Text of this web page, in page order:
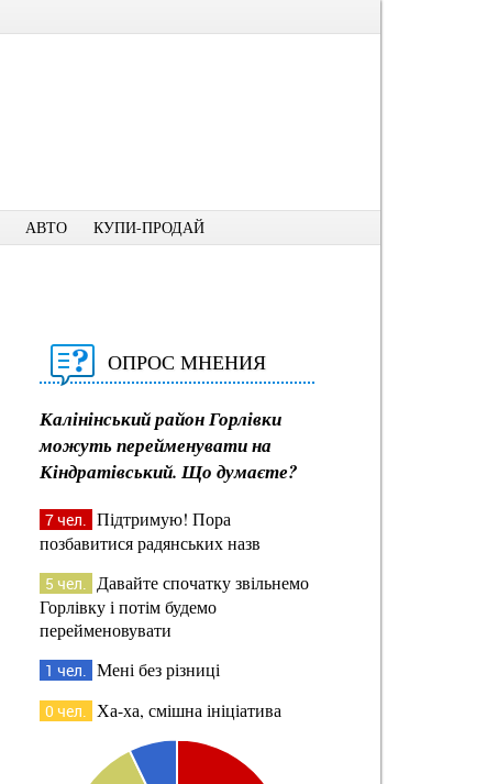
АВТО КУПИ-ПРОДАЙ
ОПРОС МНЕНИЯ
Калінінський район Горлівки
можуть перейменувати на
Кіндратівський. Що думаєте?
7 чел. Підтримую! Пора
позбавитися радянських назв
5 чел. Давайте спочатку звільнемо
Горлівку і потім будемо
перейменовувати
1 чел. Мені без різниці
0 чел. Ха-ха, смішна ініціатива